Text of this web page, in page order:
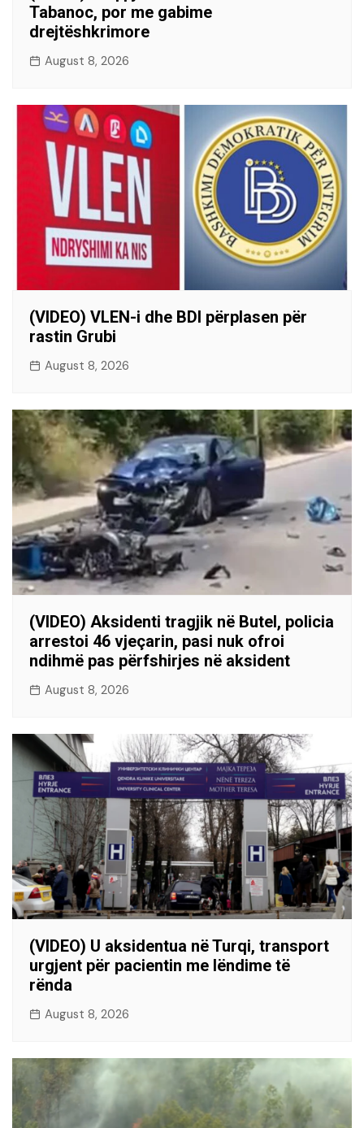
Tabanoc, por me gabime
drejtëshkrimore
August 8, 2026
(VIDEO) VLEN-i dhe BDI përplasen për
rastin Grubi
August 8, 2026
(VIDEO) Aksidenti tragjik në Butel, policia
arrestoi 46 vjeçarin, pasi nuk ofroi
ndihmë pas përfshirjes në aksident
August 8, 2026
(VIDEO) U aksidentua në Turqi, transport
urgjent për pacientin me lëndime të
rënda
August 8, 2026